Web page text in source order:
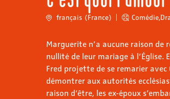
français (France) Comédie,
Marguerite n’a aucune raison de
nullité de leur mariage à l’Église.
Fred projette de se remarier avec
démontrer aux autorités
raison d’être, les ex-époux